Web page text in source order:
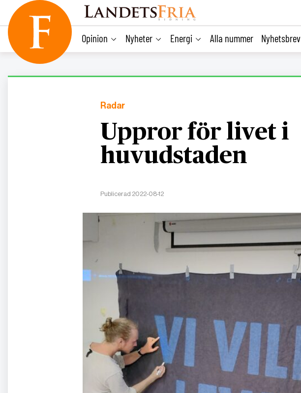
content
Opinion Nyheter Energi Alla nummer Nyhetsbrev
Radar
Uppror för livet i
huvudstaden
Publicerad 2022-08-12